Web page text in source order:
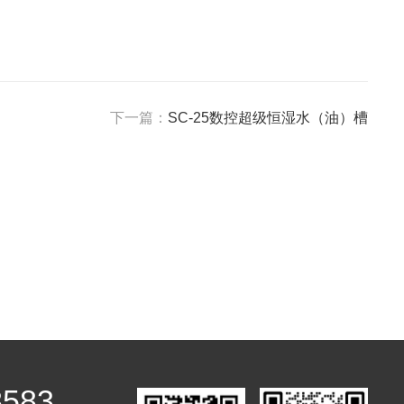
下一篇： SC-25数控超级恒湿水（油）槽